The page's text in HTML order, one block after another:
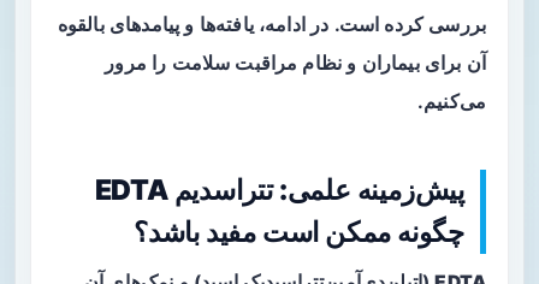
بررسی کرده است. در ادامه، یافته‌ها و پیامدهای بالقوه
آن برای بیماران و نظام مراقبت سلامت را مرور
می‌کنیم.
پیش‌زمینه علمی: تتراسدیم EDTA
چگونه ممکن است مفید باشد؟